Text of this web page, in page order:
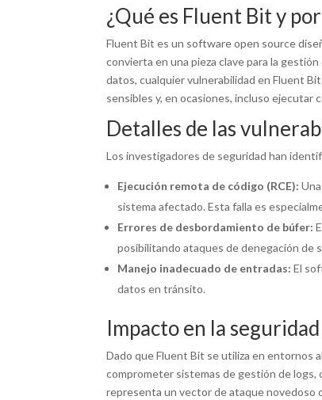
¿Qué es Fluent Bit y
Fluent Bit es un software open source
convierta en una pieza clave para la
datos, cualquier vulnerabilidad en Fluent
sensibles y, en ocasiones, incluso ejecutar
Detalles de las
Los investigadores de seguridad han
Ejecución remota de código (RCE):
sistema afectado. Esta falla es
Errores de desbordamiento de búfer:
posibilitando ataques de denegación de
Manejo inadecuado de entradas: El
datos en tránsito.
Impacto en la
Dado que Fluent Bit se utiliza en entornos
comprometer sistemas de gestión de
representa un vector de ataque novedoso